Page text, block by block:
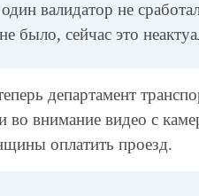
валидатор не
было, сейчас это
департамент
внимание видео с
оплатить проезд.